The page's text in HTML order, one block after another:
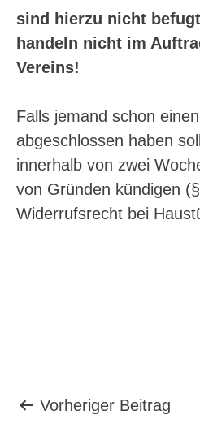
sind hierzu nicht
handeln nicht im
Vereins!
Falls jemand schon
abgeschlossen haben
innerhalb von zwei
von Gründen kündigen
Widerrufsrecht bei
Vorheriger Beitrag